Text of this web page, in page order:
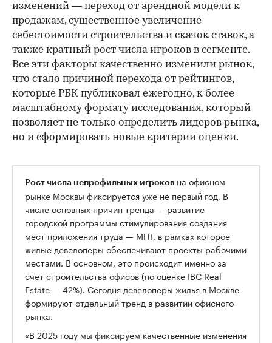
изменений — переход от арендной модели к
продажам, существенное увеличение
себестоимости строительства и скачок ставок, а
также кратный рост числа игроков в сегменте.
Все эти факторы качественно изменили рынок,
что стало причиной перехода от рейтингов,
которые РБК публиковал ежегодно, к более
масштабному формату исследования, который
позволяет не только определить лидеров рынка,
но и сформировать новые критерии оценки.
00:00 / 00:00
Рост числа непрофильных игроков на офисном
рынке Москвы фиксируется уже не первый год. В
числе основных причин тренда — развитие
городской программы стимулирования создания
мест приложения труда — МПТ, в рамках которое
жилые девелоперы обеспечивают проекты рабочими
местами. В основном, это происходит именно за
счет строительства офисов (по оценке IBC Real
Estate — 42%). Сегодня девелоперы жилья в Москве
формируют отдельный тренд в развитии офисного
рынка.
«В 2025 году мы фиксируем качественные изменения